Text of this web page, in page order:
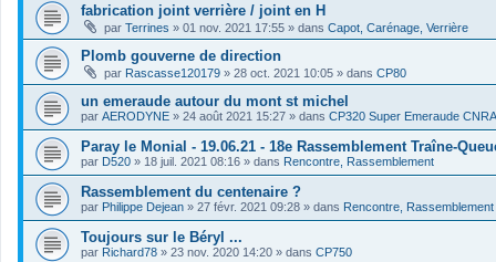
fabrication joint verrière / joint en H
par Terrines » 01 nov. 2021 17:55 » dans Capot, Carénage, Verrière
Plomb gouverne de direction
par Rascasse120179 » 28 oct. 2021 10:05 » dans CP80
un emeraude autour du mont st michel
par AERODYNE » 24 août 2021 15:27 » dans CP320 Super Emeraude CNRA
Paray le Monial - 19.06.21 - 18e Rassemblement Traîne-
par D520 » 18 juil. 2021 08:16 » dans Rencontre, Rassemblement
Rassemblement du centenaire ?
par Philippe Dejean » 27 févr. 2021 09:28 » dans Rencontre, Rassemblement
Toujours sur le Béryl ...
par Richard78 » 23 nov. 2020 14:20 » dans CP750